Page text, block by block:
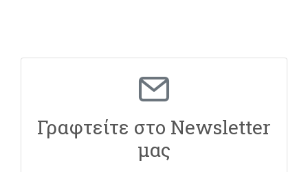
Γραφτείτε στο Newsletter
μας